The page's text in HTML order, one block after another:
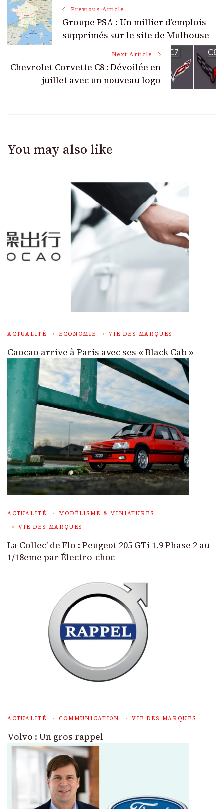
Post
Navigation
Previous Article
Groupe PSA : Un millier d’emplois
supprimés sur le site de Mulhouse
Next Article
Chevrolet Corvette C8 : Dévoilée en
juillet avec un nouveau logo
You may also like
ACTUALITÉ ECONOMIE VIE DES MARQUES
Caocao arrive à Paris avec ses « Black Cab »
ACTUALITÉ
MODÉLISME & MINIATURES
VIE DES MARQUES
La Collec’ de Flo : Peugeot 205 GTi 1.9 Phase 2 au
1/18eme par Électro-choc
ACTUALITÉ COMMUNICATION VIE DES MARQUES
Volvo : Un gros rappel